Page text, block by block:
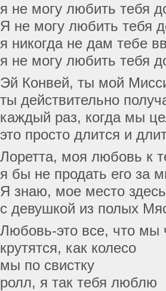
я не могу любить тебя
Я не могу любить тебя
я никогда не дам тебе
я не могу любить тебя
Эй Конвей, ты мой
ты действительно
каждый раз, когда мы
это просто длится и
Лоретта, моя любовь к
я бы не продать его за
Я знаю, мое место
с девушкой из полых
Любовь-это все, что мы
крутятся, как колесо
мы по свистку
ролл, я так тебя люблю